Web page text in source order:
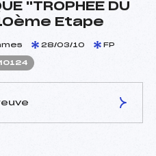
"TROPHEE DU
10ème Etape
28/03/10 FP